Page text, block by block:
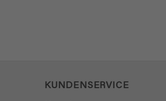
KUNDENSERVICE